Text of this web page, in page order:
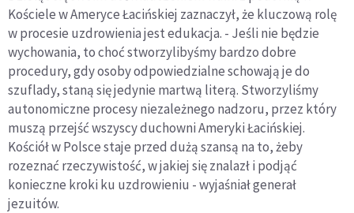
Kościele w Ameryce Łacińskiej zaznaczył, że kluczową rolę
w procesie uzdrowienia jest edukacja. - Jeśli nie będzie
wychowania, to choć stworzylibyśmy bardzo dobre
procedury, gdy osoby odpowiedzialne schowają je do
szuflady, staną się jedynie martwą literą. Stworzyliśmy
autonomiczne procesy niezależnego nadzoru, przez który
muszą przejść wszyscy duchowni Ameryki Łacińskiej.
Kościół w Polsce staje przed dużą szansą na to, żeby
rozeznać rzeczywistość, w jakiej się znalazł i podjąć
konieczne kroki ku uzdrowieniu - wyjaśniał generał
jezuitów.